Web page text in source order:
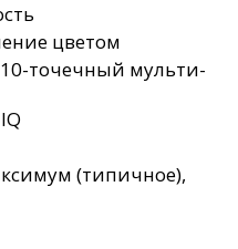
цветом
точечный мульти-
(типичное),